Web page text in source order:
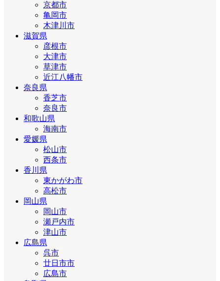
京都市
亀岡市
木津川市
滋賀県
彦根市
大津市
草津市
近江八幡市
奈良県
香芝市
奈良市
和歌山県
海南市
愛媛県
松山市
西条市
香川県
東かがわ市
高松市
岡山県
岡山市
瀬戸内市
津山市
広島県
呉市
廿日市市
広島市